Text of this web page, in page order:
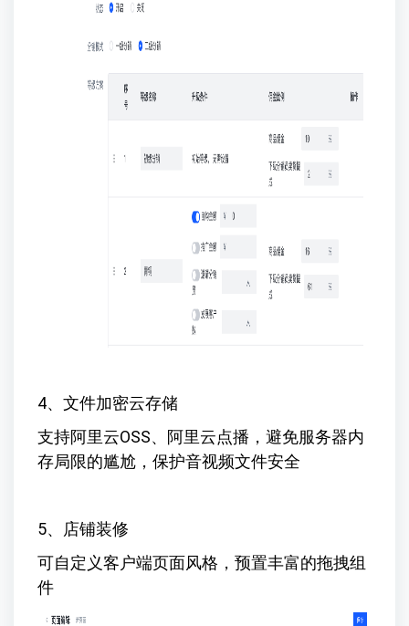
4、文件加密云存储
支持阿里云OSS、阿里云点播，避免服务器内
存局限的尴尬，保护音视频文件安全
5、店铺装修
可自定义客户端页面风格，预置丰富的拖拽组
件